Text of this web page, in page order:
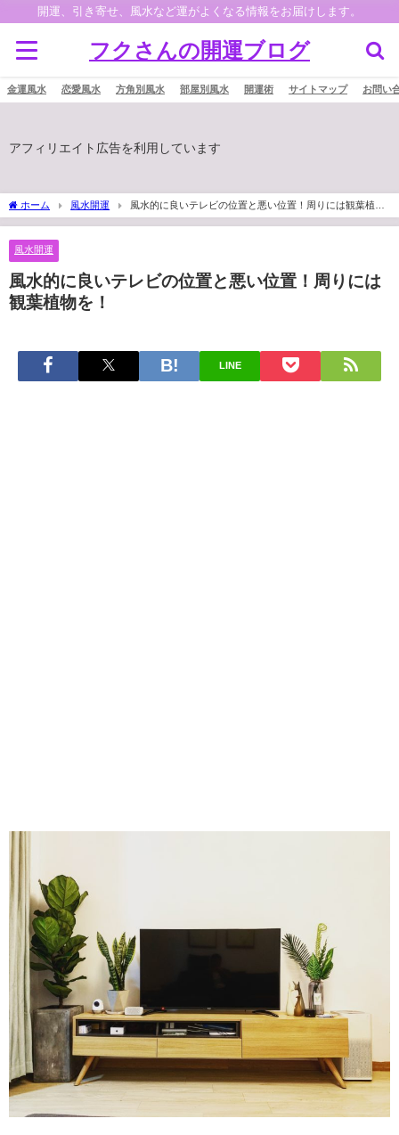
開運、引き寄せ、風水など運がよくなる情報をお届けします。
フクさんの開運ブログ
金運風水 恋愛風水 方角別風水 部屋別風水 開運術 サイトマップ お問い
アフィリエイト広告を利用しています
ホーム 風水開運
風水的に良いテレビの位置と悪い位置！周りには観葉植物
を！
風水開運
風水的に良いテレビの位置と悪い位置！周りには
観葉植物を！
LINE